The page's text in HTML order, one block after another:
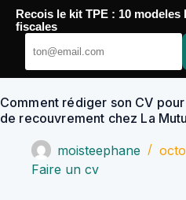
Passer
contenu
YoupiJobs
Comment rédiger son CV
de recouvrement chez La
moisteephane
Faire un cv
Recois le kit TPE : 10 modeles
fiscales